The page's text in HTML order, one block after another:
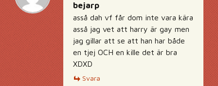
bejarp
asså dah vf får dom inte vara kära
asså jag vet att harry är gay men
jag gillar att se att han har både
en tjej OCH en kille det är bra
XDXD
Svara